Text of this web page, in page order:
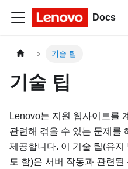
Docs
기술 팁
기술 팁
Lenovo는 지원 웹사이트를
관련해 겪을 수 있는 문제를
제공합니다. 이 기술 팁(유
도 함)은 서버 작동과 관련